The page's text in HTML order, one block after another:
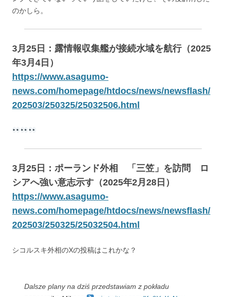
のかしら。
3月25日：露情報収集艦が接続水域を航行（2025
年3月4日）
https://www.asagumo-
news.com/homepage/htdocs/news/newsflash/
202503/250325/25032506.html
3月25日：ポーランド外相 「三笠」を訪問 ロ
シアへ強い意志示す（2025年2月28日）
https://www.asagumo-
news.com/homepage/htdocs/news/newsflash/
202503/250325/25032504.html
シコルスキ外相のXの投稿はこれかな？
Dalsze plany na dziś przedstawiam z pokładu